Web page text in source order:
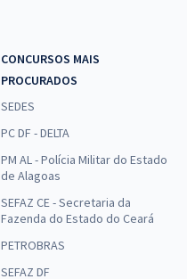
CONCURSOS MAIS
PROCURADOS
SEDES
PC DF - DELTA
PM AL - Polícia Militar do Estado
de Alagoas
SEFAZ CE - Secretaria da
Fazenda do Estado do Ceará
PETROBRAS
SEFAZ DF